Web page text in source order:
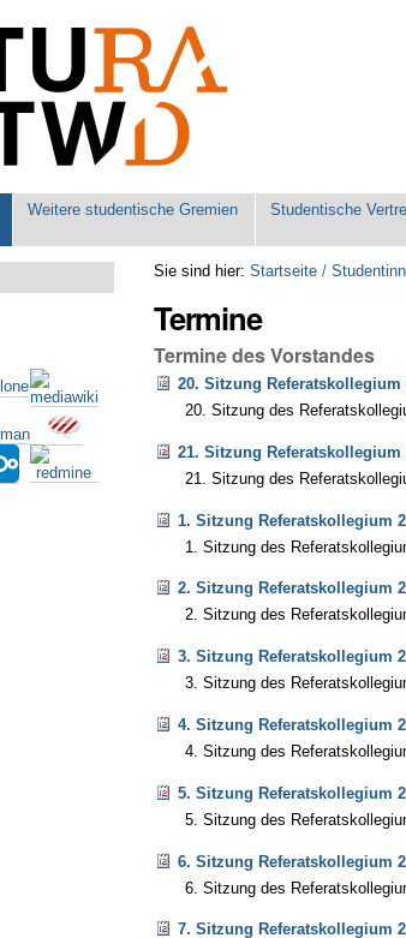
Weitere studentische Gremien Studentische
Sie sind hier: Startseite /
Termine
Termine des Vorstandes
20. Sitzung Referatskollegium
20. Sitzung des
21. Sitzung Referatskollegium
21. Sitzung des
1. Sitzung Referatskollegium
1. Sitzung des
2. Sitzung Referatskollegium
2. Sitzung des
3. Sitzung Referatskollegium
3. Sitzung des
4. Sitzung Referatskollegium
4. Sitzung des
5. Sitzung Referatskollegium
5. Sitzung des
6. Sitzung Referatskollegium
6. Sitzung des
7. Sitzung Referatskollegium